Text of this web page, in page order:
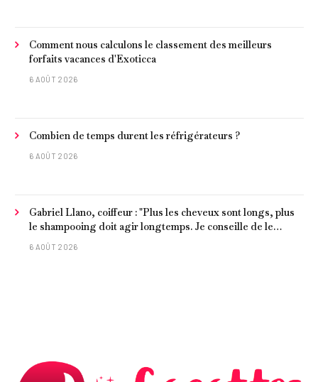
Comment nous calculons le classement des meilleurs
forfaits vacances d'Exoticca
6 AOÛT 2026
Combien de temps durent les réfrigérateurs ?
6 AOÛT 2026
Gabriel Llano, coiffeur : "Plus les cheveux sont longs, plus
le shampooing doit agir longtemps. Je conseille de le
laisser entre 1 et 3 minutes."
6 AOÛT 2026